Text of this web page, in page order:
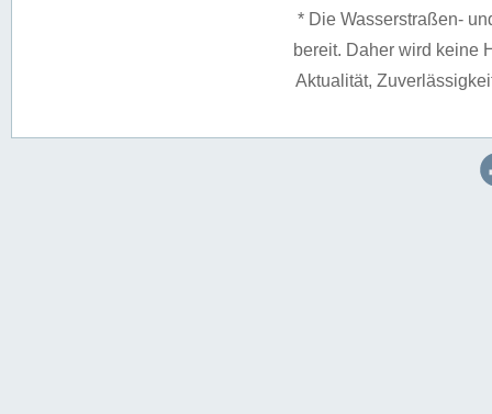
* Die Wasserstraßen-
bereit. Daher wird keine
Aktualität,